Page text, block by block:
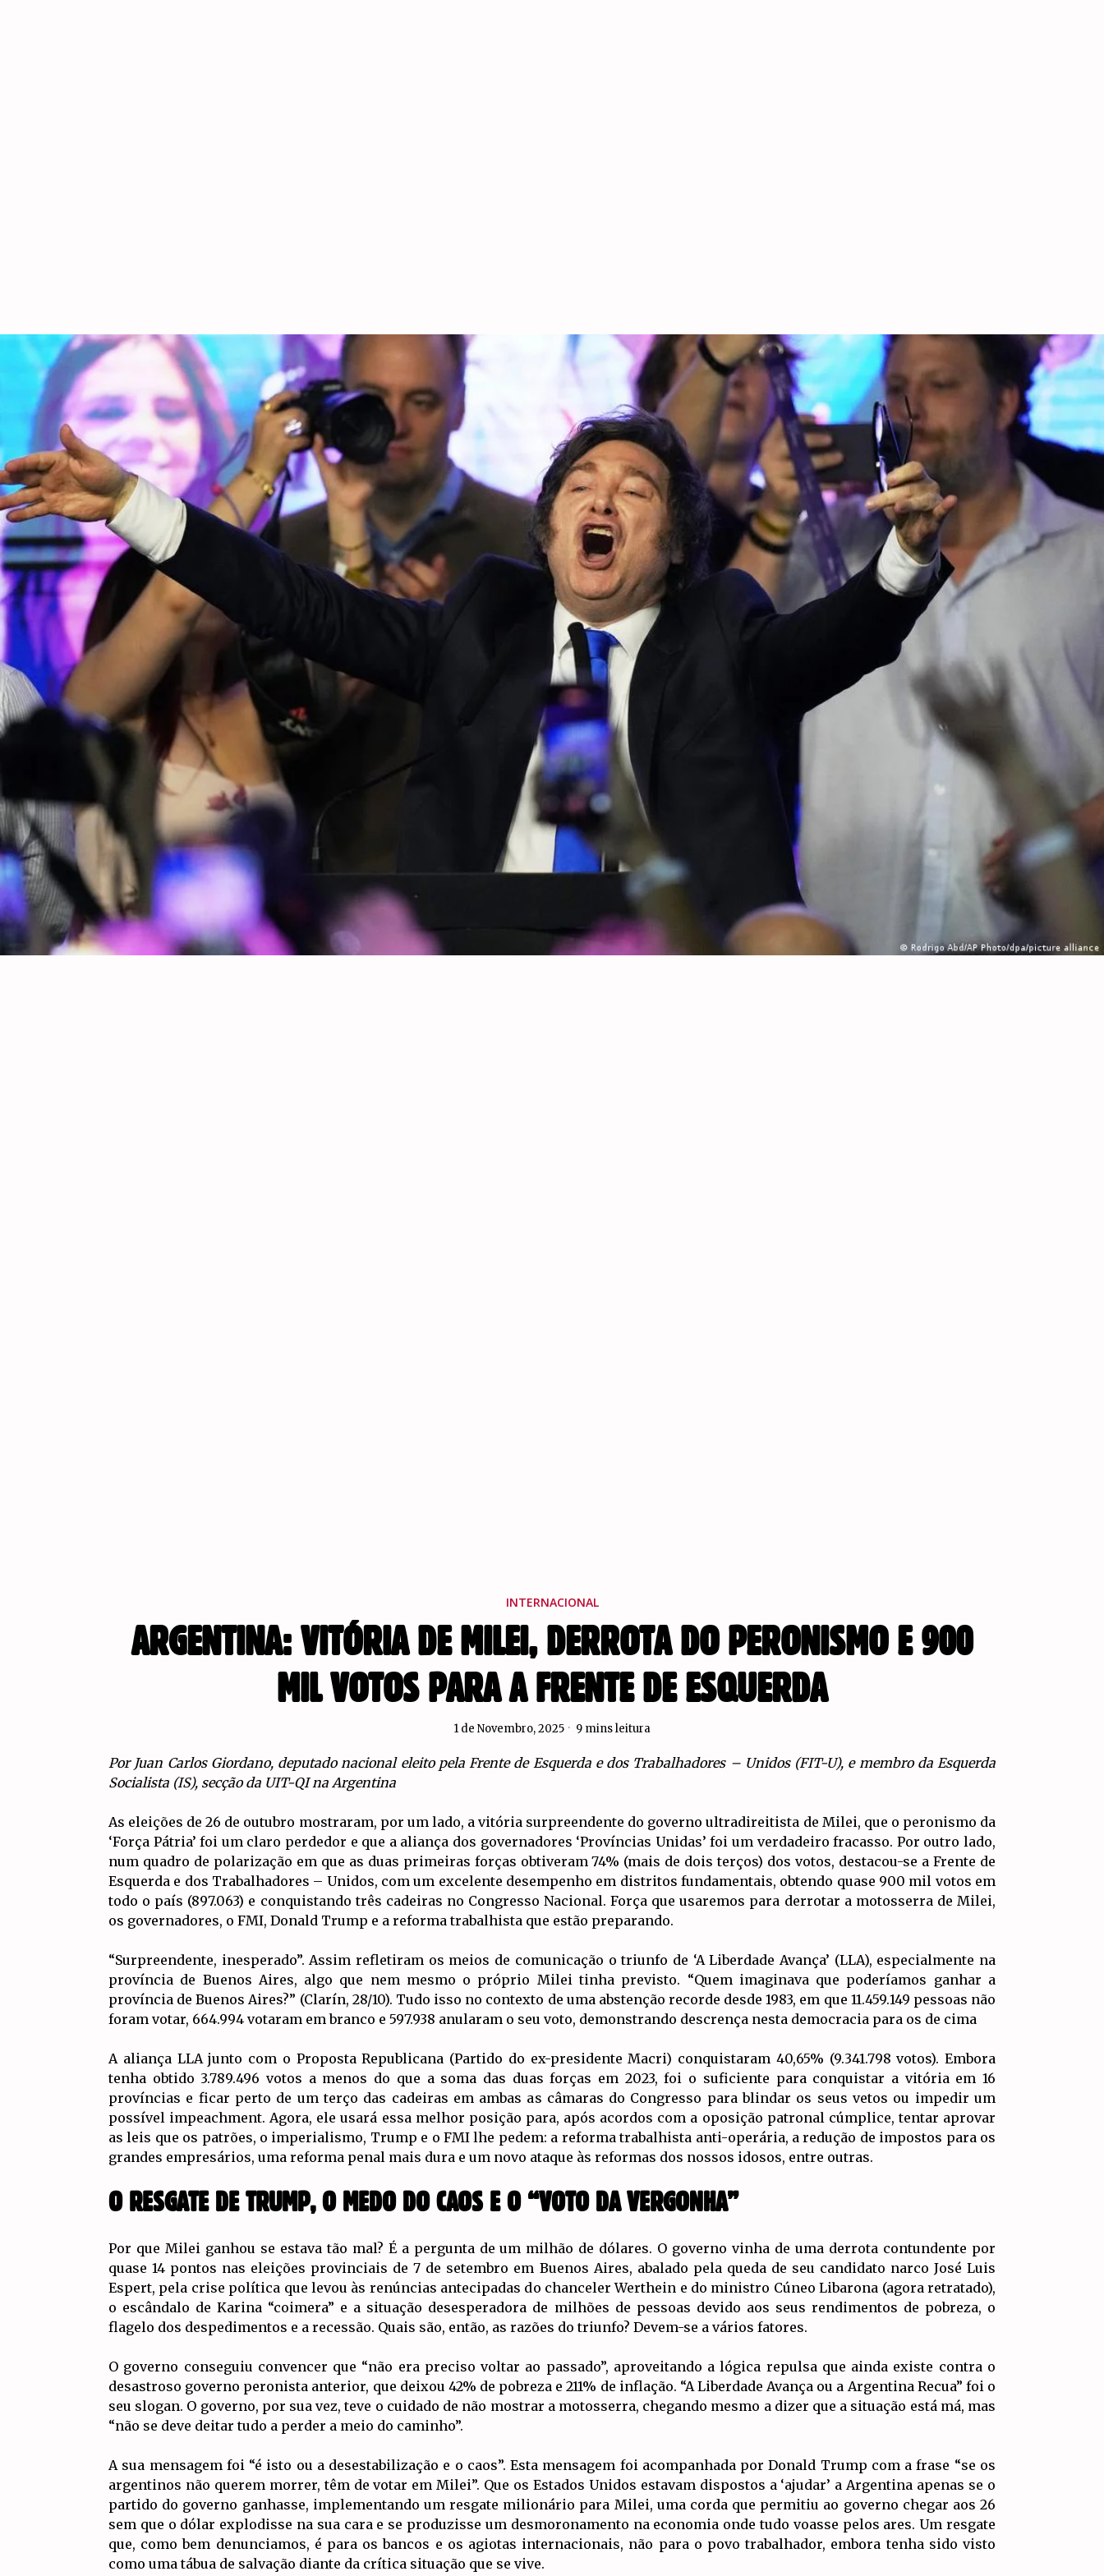
INTERNACIONAL
ARGENTINA: VITÓRIA DE MILEI, DERROTA DO PERONISMO E 900
MIL VOTOS PARA A FRENTE DE ESQUERDA
1 de Novembro, 2025 9 mins leitura
Por Juan Carlos Giordano, deputado nacional eleito pela Frente de Esquerda e dos Trabalhadores – Unidos (FIT-U), e membro da Esquerda
Socialista (IS), secção da UIT-QI na Argentina
As eleições de 26 de outubro mostraram, por um lado, a vitória surpreendente do governo ultradireitista de Milei, que o peronismo da
‘Força Pátria’ foi um claro perdedor e que a aliança dos governadores ‘Províncias Unidas’ foi um verdadeiro fracasso. Por outro lado,
num quadro de polarização em que as duas primeiras forças obtiveram 74% (mais de dois terços) dos votos, destacou-se a Frente de
Esquerda e dos Trabalhadores – Unidos, com um excelente desempenho em distritos fundamentais, obtendo quase 900 mil votos em
todo o país (897.063) e conquistando três cadeiras no Congresso Nacional. Força que usaremos para derrotar a motosserra de Milei,
os governadores, o FMI, Donald Trump e a reforma trabalhista que estão preparando.
“Surpreendente, inesperado”. Assim refletiram os meios de comunicação o triunfo de ‘A Liberdade Avança’ (LLA), especialmente na
província de Buenos Aires, algo que nem mesmo o próprio Milei tinha previsto. “Quem imaginava que poderíamos ganhar a
província de Buenos Aires?” (Clarín, 28/10). Tudo isso no contexto de uma abstenção recorde desde 1983, em que 11.459.149 pessoas não
foram votar, 664.994 votaram em branco e 597.938 anularam o seu voto, demonstrando descrença nesta democracia para os de cima
A aliança LLA junto com o Proposta Republicana (Partido do ex-presidente Macri) conquistaram 40,65% (9.341.798 votos). Embora
tenha obtido 3.789.496 votos a menos do que a soma das duas forças em 2023, foi o suficiente para conquistar a vitória em 16
províncias e ficar perto de um terço das cadeiras em ambas as câmaras do Congresso para blindar os seus vetos ou impedir um
possível impeachment. Agora, ele usará essa melhor posição para, após acordos com a oposição patronal cúmplice, tentar aprovar
as leis que os patrões, o imperialismo, Trump e o FMI lhe pedem: a reforma trabalhista anti-operária, a redução de impostos para os
grandes empresários, uma reforma penal mais dura e um novo ataque às reformas dos nossos idosos, entre outras.
O RESGATE DE TRUMP, O MEDO DO CAOS E O “VOTO DA VERGONHA”
Por que Milei ganhou se estava tão mal? É a pergunta de um milhão de dólares. O governo vinha de uma derrota contundente por
quase 14 pontos nas eleições provinciais de 7 de setembro em Buenos Aires, abalado pela queda de seu candidato narco José Luis
Espert, pela crise política que levou às renúncias antecipadas do chanceler Werthein e do ministro Cúneo Libarona (agora retratado),
o escândalo de Karina “coimera” e a situação desesperadora de milhões de pessoas devido aos seus rendimentos de pobreza, o
flagelo dos despedimentos e a recessão. Quais são, então, as razões do triunfo? Devem-se a vários fatores.
O governo conseguiu convencer que “não era preciso voltar ao passado”, aproveitando a lógica repulsa que ainda existe contra o
desastroso governo peronista anterior, que deixou 42% de pobreza e 211% de inflação. “A Liberdade Avança ou a Argentina Recua” foi o
seu slogan. O governo, por sua vez, teve o cuidado de não mostrar a motosserra, chegando mesmo a dizer que a situação está má, mas
“não se deve deitar tudo a perder a meio do caminho”.
A sua mensagem foi “é isto ou a desestabilização e o caos”. Esta mensagem foi acompanhada por Donald Trump com a frase “se os
argentinos não querem morrer, têm de votar em Milei”. Que os Estados Unidos estavam dispostos a ‘ajudar’ a Argentina apenas se o
partido do governo ganhasse, implementando um resgate milionário para Milei, uma corda que permitiu ao governo chegar aos 26
sem que o dólar explodisse na sua cara e se produzisse um desmoronamento na economia onde tudo voasse pelos ares. Um resgate
que, como bem denunciamos, é para os bancos e os agiotas internacionais, não para o povo trabalhador, embora tenha sido visto
como uma tábua de salvação diante da crítica situação que se vive.